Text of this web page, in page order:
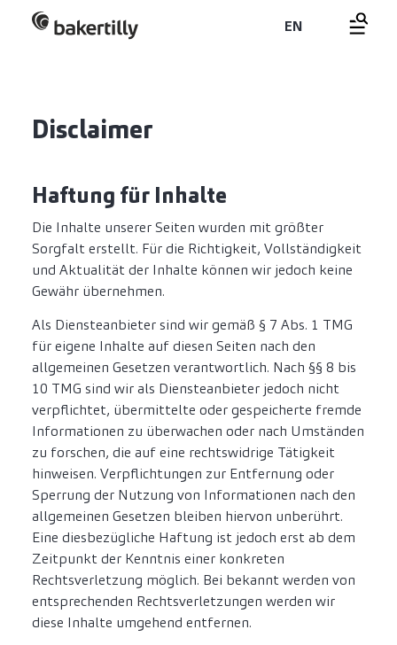
EN
Disclaimer
Haftung für Inhalte
Die Inhalte unserer Seiten wurden mit größter
Sorgfalt erstellt. Für die Richtigkeit, Vollständigkeit
und Aktualität der Inhalte können wir jedoch keine
Gewähr übernehmen.
Als Diensteanbieter sind wir gemäß § 7 Abs. 1 TMG
für eigene Inhalte auf diesen Seiten nach den
allgemeinen Gesetzen verantwortlich. Nach §§ 8 bis
10 TMG sind wir als Diensteanbieter jedoch nicht
verpflichtet, übermittelte oder gespeicherte fremde
Informationen zu überwachen oder nach Umständen
zu forschen, die auf eine rechtswidrige Tätigkeit
hinweisen. Verpflichtungen zur Entfernung oder
Sperrung der Nutzung von Informationen nach den
allgemeinen Gesetzen bleiben hiervon unberührt.
Eine diesbezügliche Haftung ist jedoch erst ab dem
Zeitpunkt der Kenntnis einer konkreten
Rechtsverletzung möglich. Bei bekannt werden von
entsprechenden Rechtsverletzungen werden wir
diese Inhalte umgehend entfernen.